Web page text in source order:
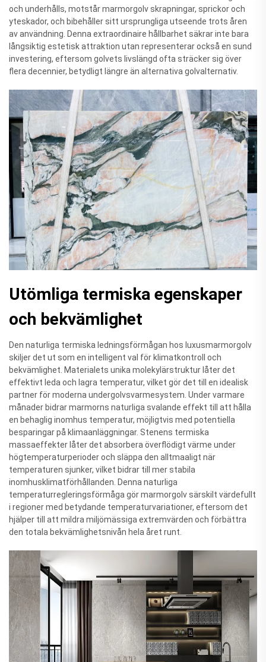
och underhålls, motstår marmorgolv skrapningar, sprickor och
yteskador, och bibehåller sitt ursprungliga utseende trots åren
av användning. Denna extraordinaire hållbarhet säkrar inte bara
långsiktig estetisk attraktion utan representerar också en sund
investering, eftersom golvets livslängd ofta sträcker sig över
flera decennier, betydligt längre än alternativa golvalternativ.
Utömliga termiska egenskaper
och bekvämlighet
Den naturliga termiska ledningsförmågan hos luxusmarmorgolv
skiljer det ut som en intelligent val för klimatkontroll och
bekvämlighet. Materialets unika molekylärstruktur låter det
effektivt leda och lagra temperatur, vilket gör det till en idealisk
partner för moderna undergolvsvarmesystem. Under varmare
månader bidrar marmorns naturliga svalande effekt till att hålla
en behaglig inomhus temperatur, möjligtvis med potentiella
besparingar på klimaanläggningar. Stenens termiska
massaeffekter låter det absorbera överflödigt värme under
högtemperaturperioder och släppa den alltmaaligt när
temperaturen sjunker, vilket bidrar till mer stabila
inomhusklimatförhållanden. Denna naturliga
temperaturregleringsförmåga gör marmorgolv särskilt värdefullt
i regioner med betydande temperaturvariationer, eftersom det
hjälper till att mildra miljömässiga extremvärden och förbättra
den totala bekvämlighetsnivån hela året runt.